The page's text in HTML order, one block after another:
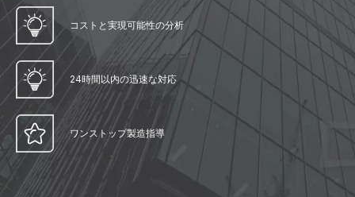
コストと実現可能性の分析
24時間以内の迅速な対応
ワンストップ製造指導